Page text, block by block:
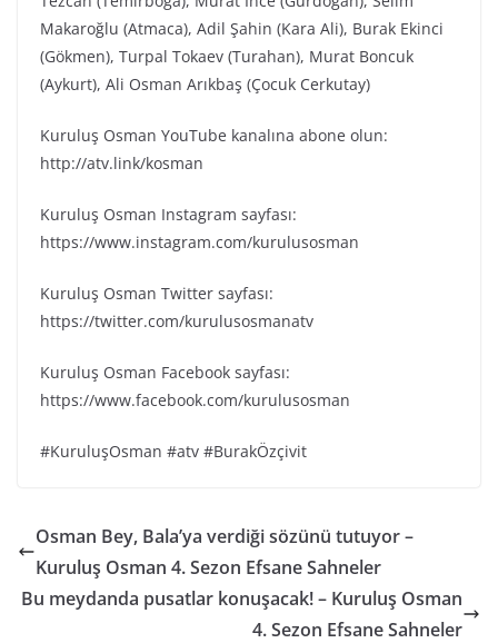
Makaroğlu (Atmaca), Adil Şahin (Kara Ali), Burak Ekinci
(Gökmen), Turpal Tokaev (Turahan), Murat Boncuk
(Aykurt), Ali Osman Arıkbaş (Çocuk Cerkutay)
Kuruluş Osman YouTube kanalına abone olun:
http://atv.link/kosman
Kuruluş Osman Instagram sayfası:
https://www.instagram.com/kurulusosman
Kuruluş Osman Twitter sayfası:
https://twitter.com/kurulusosmanatv
Kuruluş Osman Facebook sayfası:
https://www.facebook.com/kurulusosman
#KuruluşOsman #atv #BurakÖzçivit
Osman Bey, Bala’ya verdiği sözünü tutuyor –
Kuruluş Osman 4. Sezon Efsane Sahneler
Bu meydanda pusatlar konuşacak! – Kuruluş Osman
4. Sezon Efsane Sahneler